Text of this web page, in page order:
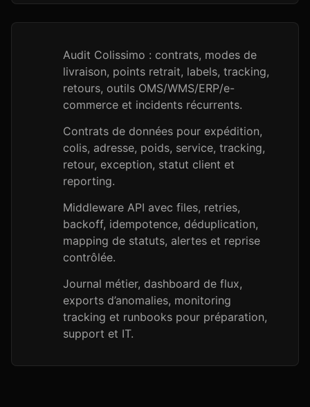
Audit Colissimo : contrats, modes de
livraison, points retrait, labels, tracking,
retours, outils OMS/WMS/ERP/e-
commerce et incidents récurrents.
Contrats de données pour expédition,
colis, adresse, poids, service, tracking,
retour, exception, statut client et
reporting.
Middleware API avec files, retries,
backoff, idempotence, déduplication,
mapping de statuts, alertes et reprise
contrôlée.
Journal métier, dashboard de flux,
exports d’anomalies, monitoring
tracking et runbooks pour préparation,
support et IT.